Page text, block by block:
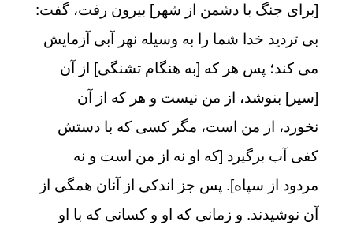
[برای جنگ با دشمن از شهر] بیرون رفت، گفت:
بی تردید خدا شما را به وسیله نهر آبی آزمایش
می کند؛ پس هر که [به هنگام تشنگی] از آن
[سیر] بنوشد، از من نیست و هر که از آن
نخورد، از من است، مگر کسی که با دستش
کفی آب برگیرد [که او نه از من است و نه
مردود از سپاه]. پس جز اندکی از آنان همگی از
آن نوشیدند. و زمانی که او و کسانی که با او